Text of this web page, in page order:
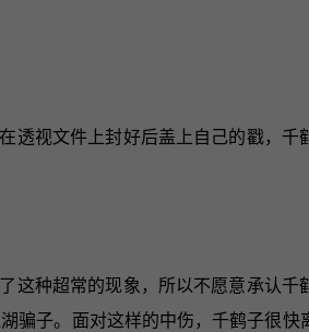
透视文件上封好后盖上自己的戳，千
种超常的现象，所以不愿意承认千
骗子。面对这样的中伤，千鹤子很快